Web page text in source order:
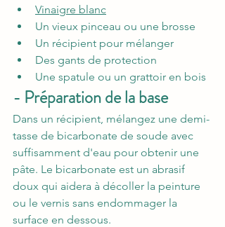
Vinaigre blanc
Un vieux pinceau ou une brosse
Un récipient pour mélanger
Des gants de protection
Une spatule ou un grattoir en bois
- Préparation de la base
Dans un récipient, mélangez une demi-
tasse de bicarbonate de soude avec
suffisamment d'eau pour obtenir une
pâte. Le bicarbonate est un abrasif
doux qui aidera à décoller la peinture
ou le vernis sans endommager la
surface en dessous.